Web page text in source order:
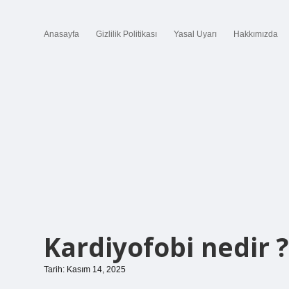
Anasayfa Gizlilik Politikası Yasal Uyarı Hakkımızda
Kardiyofobi nedir ?
Tarih: Kasım 14, 2025